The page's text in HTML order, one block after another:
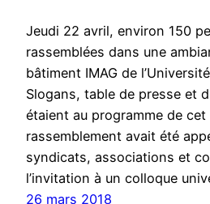
Jeudi 22 avril, environ 150
rassemblées dans une
bâtiment IMAG de
Slogans, table de presse et
étaient au programme de
rassemblement avait été
syndicats, associations et
l’invitation à un colloque
26 mars 2018